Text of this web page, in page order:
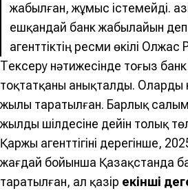
жабылған, жұмыс істемейді.
ешқандай банк жабылайын
агенттіктің ресми өкілі
Тексеру нәтижесінде тоғыз
тоқтатқаны анықталды. Олардың
жылы таратылған. Барлық
жылдың шілдесіне дейін толық
Қаржы агенттігінің дерегінше,
жағдай бойынша Қазақстанда
таратылған, ал қазір екінші